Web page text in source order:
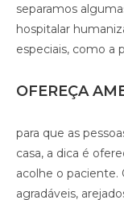
separamos
hospitalar
especiais, como a
OFEREÇA
para que as
casa, a dica é
acolhe o paciente.
agradáveis,